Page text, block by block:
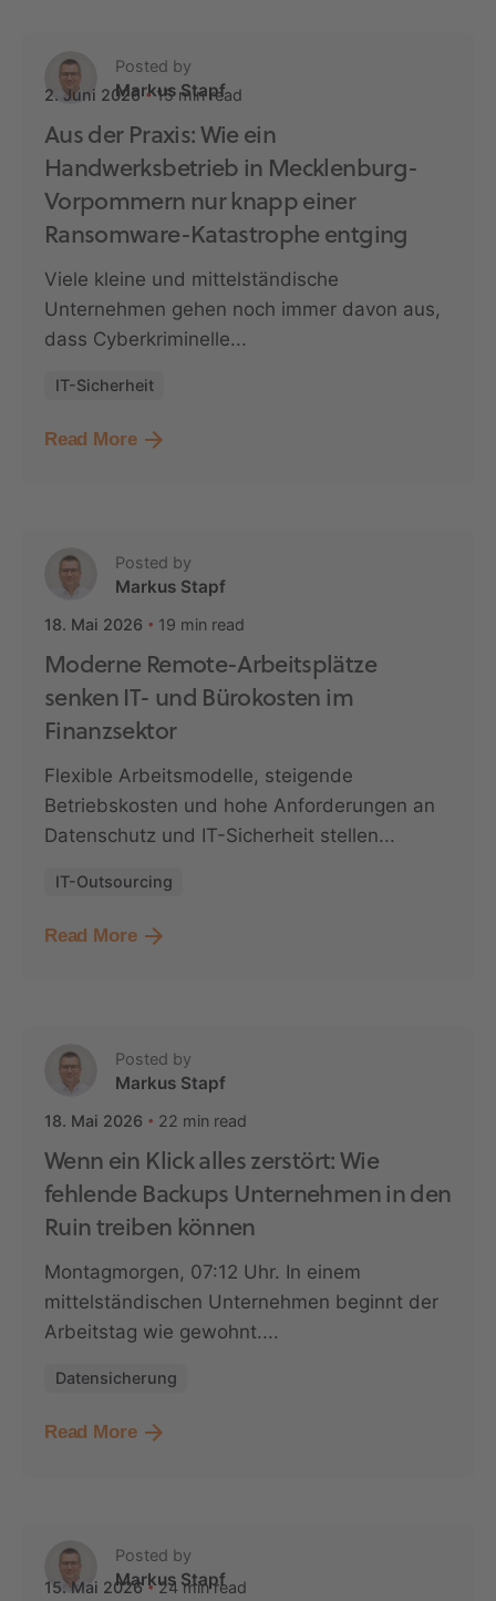
Posted by
Markus Stapf
2. Juni 2026 15 min read
Aus der Praxis: Wie ein
Handwerksbetrieb in Mecklenburg-
Vorpommern nur knapp einer
Ransomware-Katastrophe entging
Viele kleine und mittelständische
Unternehmen gehen noch immer davon aus,
dass Cyberkriminelle...
IT-Sicherheit
Read More
Posted by
Markus Stapf
18. Mai 2026 19 min read
Moderne Remote-Arbeitsplätze
senken IT- und Bürokosten im
Finanzsektor
Flexible Arbeitsmodelle, steigende
Betriebskosten und hohe Anforderungen an
Datenschutz und IT-Sicherheit stellen...
IT-Outsourcing
Read More
Posted by
Markus Stapf
18. Mai 2026 22 min read
Wenn ein Klick alles zerstört: Wie
fehlende Backups Unternehmen in den
Ruin treiben können
Montagmorgen, 07:12 Uhr. In einem
mittelständischen Unternehmen beginnt der
Arbeitstag wie gewohnt....
Datensicherung
Read More
Posted by
Markus Stapf
15. Mai 2026 24 min read